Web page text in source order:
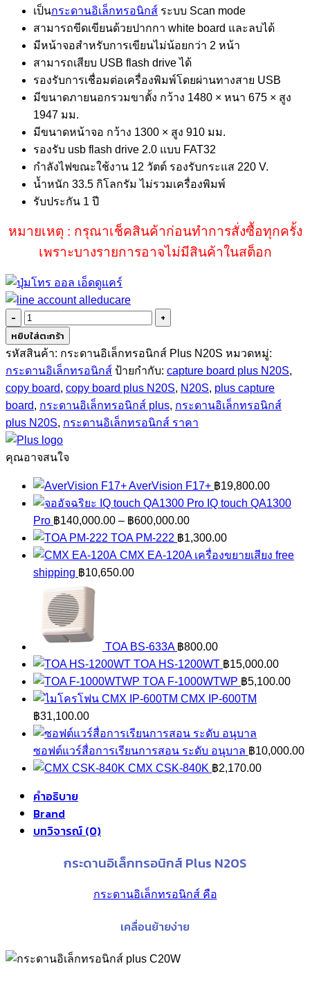
เป็นกระดานอิเล็กทรอนิกส์ ระบบ Scan mode
สามารถขีดเขียนด้วยปากกา white board และลบได้
มีหน้าจอสำหรับการเขียนไม่น้อยกว่า 2 หน้า
สามารถเสียบ USB flash drive ได้
รองรับการเชื่อมต่อเครื่องพิมพ์โดยผ่านทางสาย USB
มีขนาดภายนอกรวมขาตั้ง กว้าง 1480 × หนา 675 × สูง
1947 มม.
มีขนาดหน้าจอ กว้าง 1300 × สูง 910 มม.
รองรับ usb flash drive 2.0 แบบ FAT32
กำลังไฟขณะใช้งาน 12 วัตต์ รองรับกระแส 220 V.
น้ำหนัก 33.5 กิโลกรัม ไม่รวมเครื่องพิมพ์
รับประกัน 1 ปี
หมายเหตุ : กรุณาเช็คสินค้าก่อนทำการสั่งซื้อทุกครั้ง
เพราะบางรายการอาจไม่มีสินค้าในสต็อก
จำนวน
Plus
N20S
ชิ้น
หยิบใส่ตะกร้า
รหัสสินค้า: กระดานอิเล็กทรอนิกส์ Plus N20S หมวดหมู่:
กระดานอิเล็กทรอนิกส์ ป้ายกำกับ: capture board plus N20S,
copy board, copy board plus N20S, N20S, plus capture
board, กระดานอิเล็กทรอนิกส์ plus, กระดานอิเล็กทรอนิกส์
plus N20S, กระดานอิเล็กทรอนิกส์ ราคา
คุณอาจสนใจ
AverVision F17+ ฿19,800.00
IQ touch QA1300
Pro ฿140,000.00 – ฿600,000.00Price
range:
฿140,000.00
TOA PM-222 ฿1,300.00
CMX EA-120A เครื่องขยายเสียง free
shipping ฿10,650.00
TOA BS-633A ฿800.00
TOA HS-1200WT ฿15,000.00
TOA F-1000WTWP ฿5,100.00
CMX IP-600TM
฿31,100.00
ซอฟต์แวร์สื่อการเรียนการสอน ระดับ อนุบาล ฿10,000.00
CMX CSK-840K ฿2,170.00
คำอธิบาย
Brand
บทวิจารณ์ (0)
กระดานอิเล็กทรอนิกส์ Plus N20S
กระดานอิเล็กทรอนิกส์ คือ
เคลื่อนย้ายง่าย